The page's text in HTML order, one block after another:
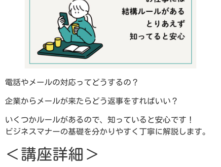
電話やメールの対応ってどうするの？
企業からメールが来たらどう返事をすればいい？
いくつかルールがあるので、知っていると安心です！
ビジネスマナーの基礎を分かりやすく丁寧に解説します。
＜講座詳細＞